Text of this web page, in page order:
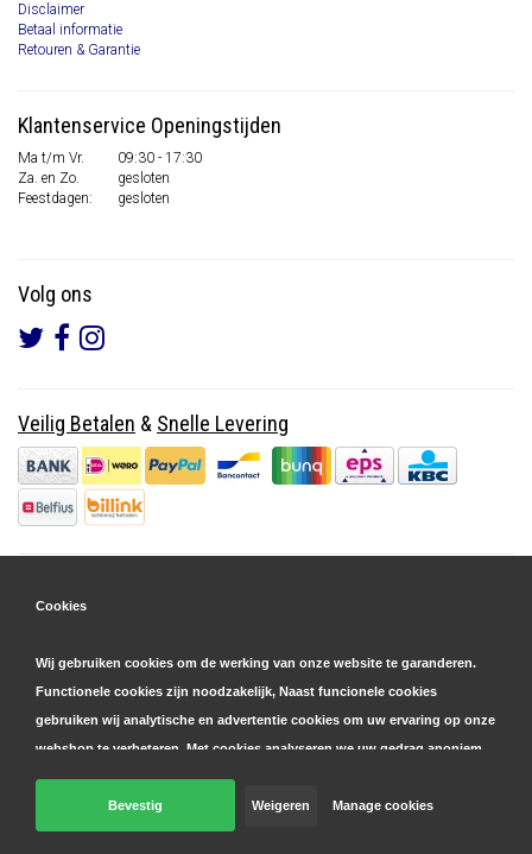
Disclaimer
Betaal informatie
Retouren & Garantie
Klantenservice Openingstijden
Ma t/m Vr.
09:30 - 17:30
Za. en Zo.
gesloten
Feestdagen:
gesloten
Volg ons
Veilig Betalen & Snelle Levering
© Copyright 2026 Parts4GSM - Design byWebdinge.nl
Cookies
Wij gebruiken cookies om de werking van onze website te garanderen.
Functionele cookies zijn noodzakelijk, Naast funcionele cookies
gebruiken wij analytische en advertentie cookies om uw ervaring op onze
webshop te verbeteren. Met cookies analyseren we uw gedrag anoniem,
zowel binnen als buiten onze website, om onze diensten te
personaliseren en advertenties te tonen. Lees hier meer over in onze
cookie- en privacyverklaring. Klik op 'bevestigen' om akkoord te gaan
Bevestig Weigeren Manage cookies